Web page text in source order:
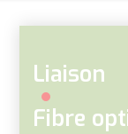
Liaison
Fibre